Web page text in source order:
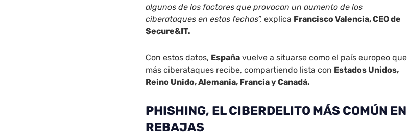
algunos de los factores que provocan un aumento de los
ciberataques en estas fechas”, explica Francisco Valencia, CEO de
Secure&IT.
Con estos datos, España vuelve a situarse como el país europeo que
más ciberataques recibe, compartiendo lista con Estados Unidos,
Reino Unido, Alemania, Francia y Canadá.
PHISHING, EL CIBERDELITO MÁS COMÚN EN
REBAJAS